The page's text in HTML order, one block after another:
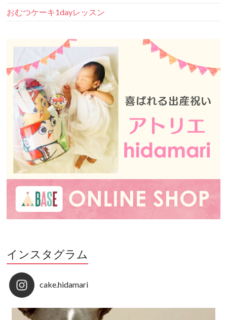
おむつケーキ1dayレッスン
インスタグラム
cake.hidamari